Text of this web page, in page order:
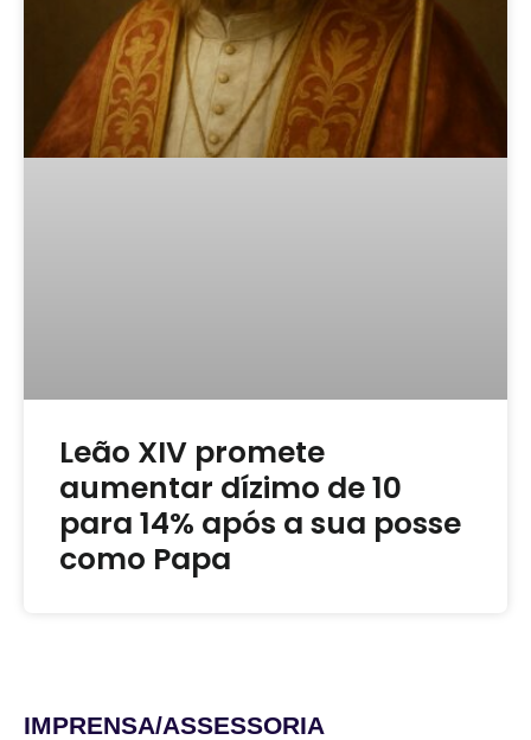
Leão XIV promete
aumentar dízimo de 10
para 14% após a sua posse
como Papa
IMPRENSA/ASSESSORIA